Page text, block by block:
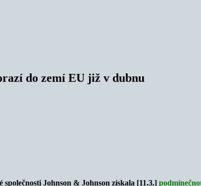
do zemí EU již v dubnu
společnosti Johnson & Johnson získala [11.3.]